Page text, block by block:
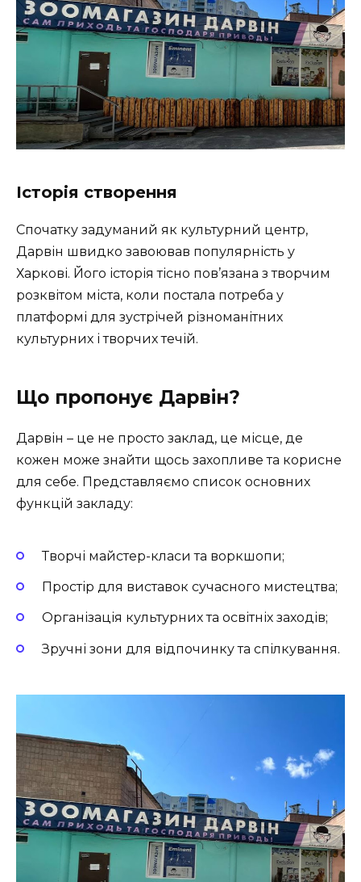
Історія створення
Спочатку задуманий як культурний центр,
Дарвін швидко завоював популярність у
Харкові. Його історія тісно пов’язана з творчим
розквітом міста, коли постала потреба у
платформі для зустрічей різноманітних
культурних і творчих течій.
Що пропонує Дарвін?
Дарвін – це не просто заклад, це місце, де
кожен може знайти щось захопливе та корисне
для себе. Представляємо список основних
функцій закладу:
Творчі майстер-класи та воркшопи;
Простір для виставок сучасного мистецтва;
Організація культурних та освітніх заходів;
Зручні зони для відпочинку та спілкування.